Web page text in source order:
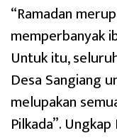
“Ramadan
memperbanyak
Untuk itu,
Desa Sangiang
melupakan
Pilkada”.